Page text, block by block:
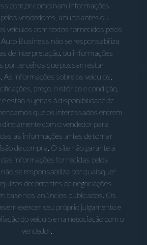
combinam informações
vendedores, anunciantes ou
veículos com textos fornecidos pelos
Business não se responsabiliza
de interpretação, ou informações
por terceiros que possam estar
As informações sobre os veículos,
preço, histórico e condição,
estão sujeitas à disponibilidade de
que os interessados entrem
com o vendedor para
as informações antes de tomar
de compra. O site não garante a
informações fornecidas pelos
não se responsabiliza por quaisquer
decorrentes de negociações
base nos anúncios publicados. Os
exercer seu próprio julgamento e
do veículo e na negociação com o
vendedor.